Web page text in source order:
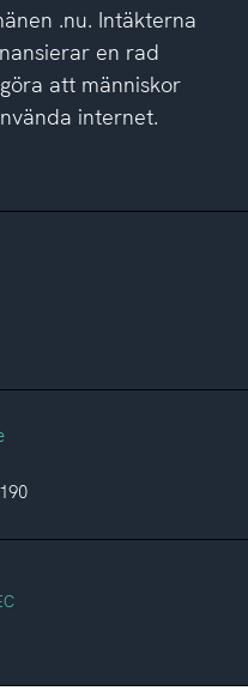
.nu. Intäkterna
en rad
att människor
internet.